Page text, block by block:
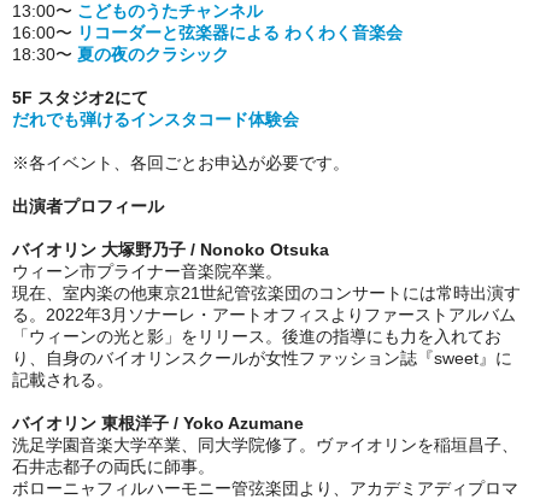
13:00〜 こどものうたチャンネル
16:00〜 リコーダーと弦楽器による わくわく音楽会
18:30〜 夏の夜のクラシック
5F スタジオ2にて
だれでも弾けるインスタコード体験会
※各イベント、各回ごとお申込が必要です。
出演者プロフィール
バイオリン 大塚野乃子 / Nonoko Otsuka
ウィーン市プライナー音楽院卒業。
現在、室内楽の他東京21世紀管弦楽団のコンサートには常時出演す
る。2022年3月ソナーレ・アートオフィスよりファーストアルバム
「ウィーンの光と影」をリリース。後進の指導にも力を入れてお
り、自身のバイオリンスクールが女性ファッション誌『sweet』に
記載される。
バイオリン 東根洋子 / Yoko Azumane
洗足学園音楽大学卒業、同大学院修了。ヴァイオリンを稲垣昌子、
石井志都子の両氏に師事。
ボローニャフィルハーモニー管弦楽団より、アカデミアディプロマ